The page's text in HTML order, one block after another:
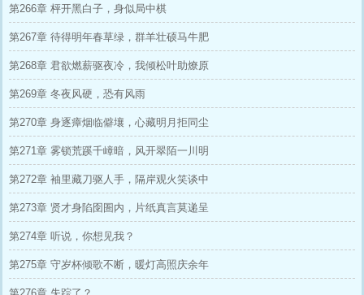
第266章 枰开黑白子，身似局中棋
第267章 待得明年春草绿，群羊壮硕马牛肥
第268章 君欲燃薪驱夜冷，我倾松叶助燎原
第269章 冬夜风硬，恐有风雨
第270章 身逐瘴烟临僻壤，心藏明月拒同尘
第271章 雾锁荒蹊千嶂暗，风开翠陌一川明
第272章 袖里藏刀驱人手，隔岸观火笑谈中
第273章 贤才身陷囹圄内，片纸真言莫递呈
第274章 听说，你想见我？
第275章 守岁杯倾歌不断，暖灯高照庆余年